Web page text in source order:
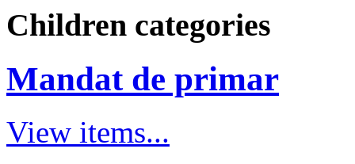
Children categories
Mandat de primar
View items...